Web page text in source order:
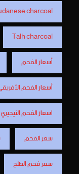
charcoal
Talh charcoal
أسعار الفحم
أسعار الفحم
اسعار الفحم النيجيري
سعر الفحم
سعر فحم الطلح